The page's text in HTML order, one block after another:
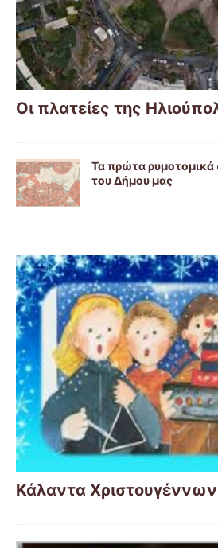
Οι πλατείες της
Τα πρώτα
του Δήμου μας
Κάλαντα Χριστουγέννων